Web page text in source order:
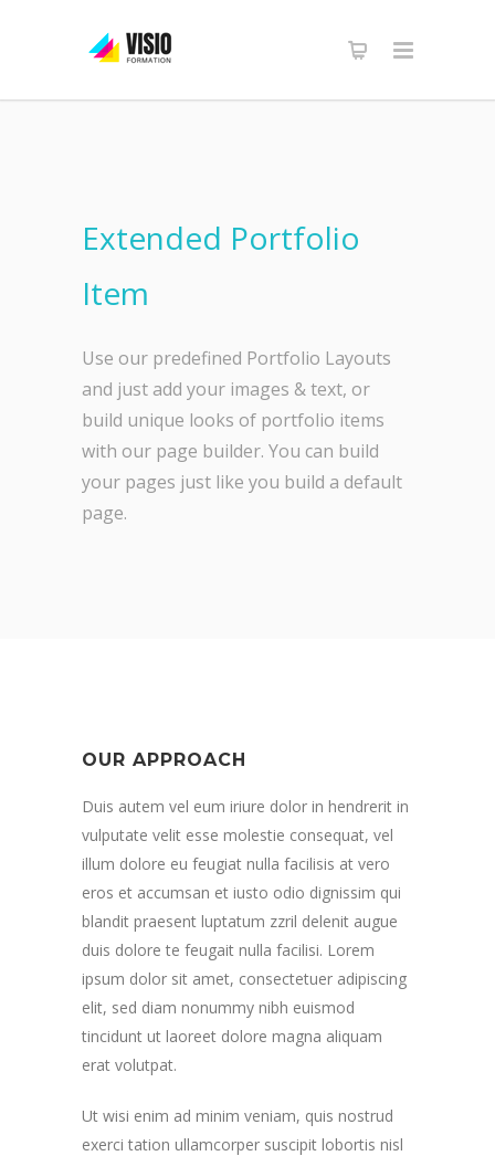
Extended Portfolio
Item
Use our predefined Portfolio Layouts
and just add your images & text, or
build unique looks of portfolio items
with our page builder. You can build
your pages just like you build a default
page.
OUR APPROACH
Duis autem vel eum iriure dolor in hendrerit in
vulputate velit esse molestie consequat, vel
illum dolore eu feugiat nulla facilisis at vero
eros et accumsan et iusto odio dignissim qui
blandit praesent luptatum zzril delenit augue
duis dolore te feugait nulla facilisi. Lorem
ipsum dolor sit amet, consectetuer adipiscing
elit, sed diam nonummy nibh euismod
tincidunt ut laoreet dolore magna aliquam
erat volutpat.
Ut wisi enim ad minim veniam, quis nostrud
exerci tation ullamcorper suscipit lobortis nisl